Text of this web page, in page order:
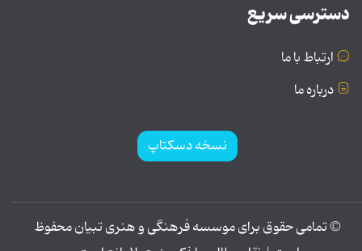
دسترسی سریع
ارتباط با ما
درباره ما
نسخه دسکتاپ
© تمامی حقوق برای موسسه فرهنگی و هنری تبیان محفوظ